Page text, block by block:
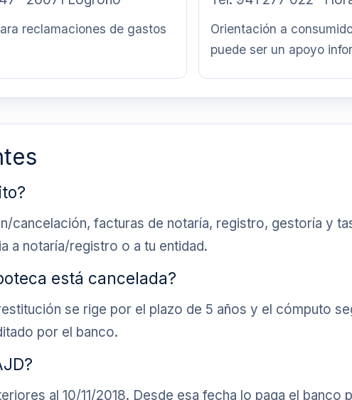
reclamaciones de gastos
Orientación a
puede ser un apoyo
cancelación, facturas de notaría, registro, gestoría y
a notaría/registro o a tu entidad.
está cancelada?
se rige por el plazo de 5 años y el cómputo
por el banco.
al 10/11/2018. Desde esa fecha lo paga el